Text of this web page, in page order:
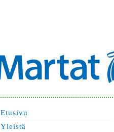
Etusivu
Yleistä